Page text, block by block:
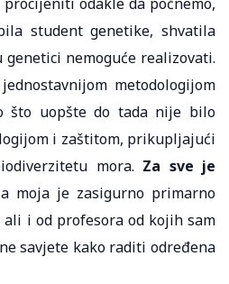
student genetike, shvatila
nemoguće realizovati.
metodologijom
što uopšte do tada nije bilo
i zaštitom, prikupljajući
mora. Za sve je
moja je zasigurno primarno
ali i od profesora od kojih sam
savjete kako raditi određena